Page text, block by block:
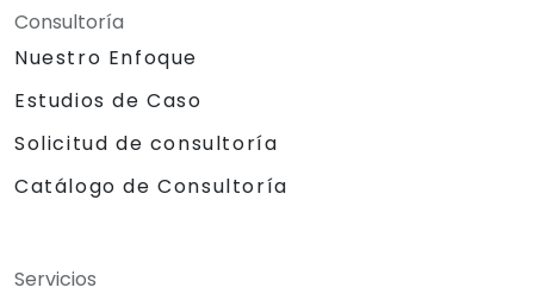
Consultoría
Nuestro Enfoque
Estudios de Caso
Solicitud de consultoría
Catálogo de Consultoría
Servicios